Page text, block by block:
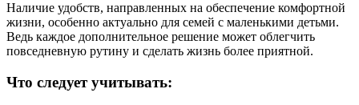
Наличие удобств, направленных на обеспечение комфортной
жизни, особенно актуально для семей с маленькими детьми.
Ведь каждое дополнительное решение может облегчить
повседневную рутину и сделать жизнь более приятной.
Что следует учитывать: